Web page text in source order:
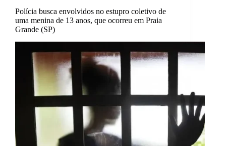
Polícia busca envolvidos no estupro coletivo de
uma menina de 13 anos, que ocorreu em Praia
Grande (SP)